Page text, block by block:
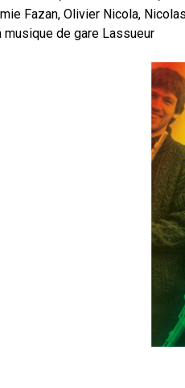
Fazan, Olivier Nicola,
musique de gare Lassueur